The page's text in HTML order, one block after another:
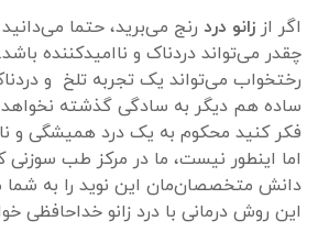
اگر از زانو درد رنج می‌برید، حتما
چقدر می‌تواند دردناک و ناامیدکننده
رختخواب می‌تواند یک تجربه تلخ و
ساده هم دیگر به سادگی گذشته
فکر کنید محکوم به یک درد همیشگی و
اما اینطور نیست، ما در مرکز طب سوزنی
دانش متخصصان‌مان این نوید را به
این روش درمانی با درد زانو خداحافظی